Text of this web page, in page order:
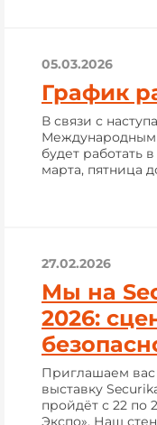
05.03.2026
График
В связи с
будет работать
марта, пятница
27.02.2026
Мы на
2026:
Приглашаем
выставку
пройдёт с 22 по
Экспо». Наш